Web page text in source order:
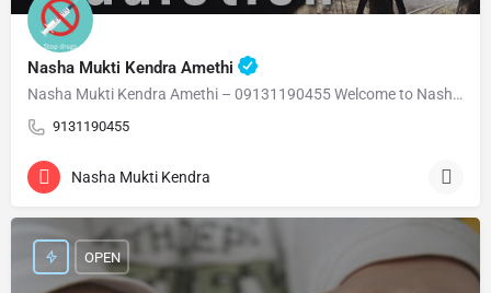
Nasha Mukti Kendra Amethi
Nasha Mukti Kendra Amethi – 09131190455 Welcome to Nasha Mukti Kendra Amethi ( नशा मुक्ति केंद्र अमेठी )…
9131190455
Nasha Mukti Kendra
OPEN